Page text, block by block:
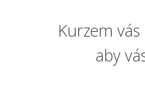
Kurzem
aby